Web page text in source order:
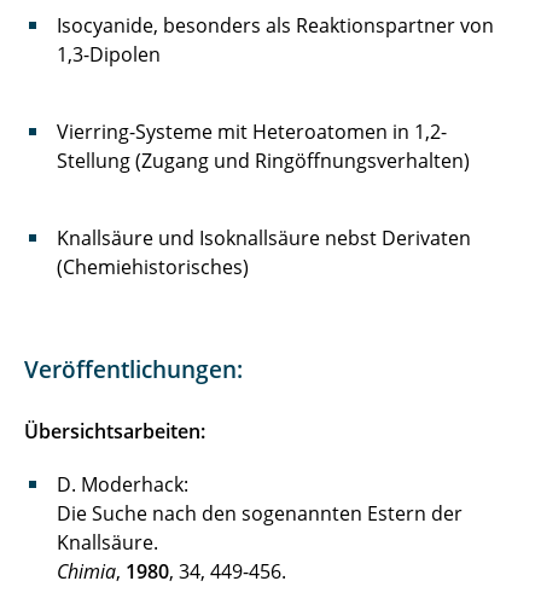
Isocyanide, besonders als Reaktionspartner von
1,3-Dipolen
Vierring-Systeme mit Heteroatomen in 1,2-
Stellung (Zugang und Ringöffnungsverhalten)
Knallsäure und Isoknallsäure nebst Derivaten
(Chemiehistorisches)
Veröffentlichungen:
Übersichtsarbeiten:
D. Moderhack:
Die Suche nach den sogenannten Estern der
Knallsäure.
Chimia, 1980, 34, 449-456.